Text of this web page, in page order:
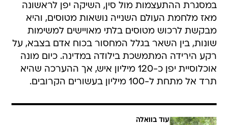
במסגרת ההתעצמות מול סין, השיקה יפן לראשונה
מאז מלחמת העולם השנייה נושאות מטוסים, והיא
מבקשת לרכוש מטוסים בלתי מאויישים למשימות
שונות, בין השאר בגלל המחסור בכוח אדם בצבא, על
רקע הירידה המתמשכת בילודה במדינה. כיום מונה
אוכלוסיית יפן כ-120 מיליון איש, אך ההערכה שהיא
תרד אל מתחת ל-100 מיליון בעשורים הקרובים.
עוד בוואלה